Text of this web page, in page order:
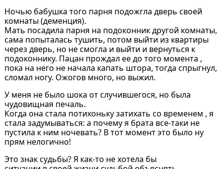
Ночью бабушка того парня подожгла дверь своей
комнаты (деменция).
Мать посадила парня на подоконник другой комнаты,
сама попыталась тушить, потом выйти из квартиры
через дверь, но не смогла и выйти и вернуться к
подоконнику. Пацан прождал ее до того момента ,
пока на него не начала капать штора, тогда спрыгнул,
сломал ногу. Ожогов много, но выжил.
У меня не было шока от случившегося, но была
чудовищная печаль.
Когда она стала потихоньку затихать со временем , я
стала задумываться: а почему я брата все-таки не
пустила к ним ночевать? В тот момент это было ну
прям нелогично!
Это знак судьбы? Я как-то не хотела бы